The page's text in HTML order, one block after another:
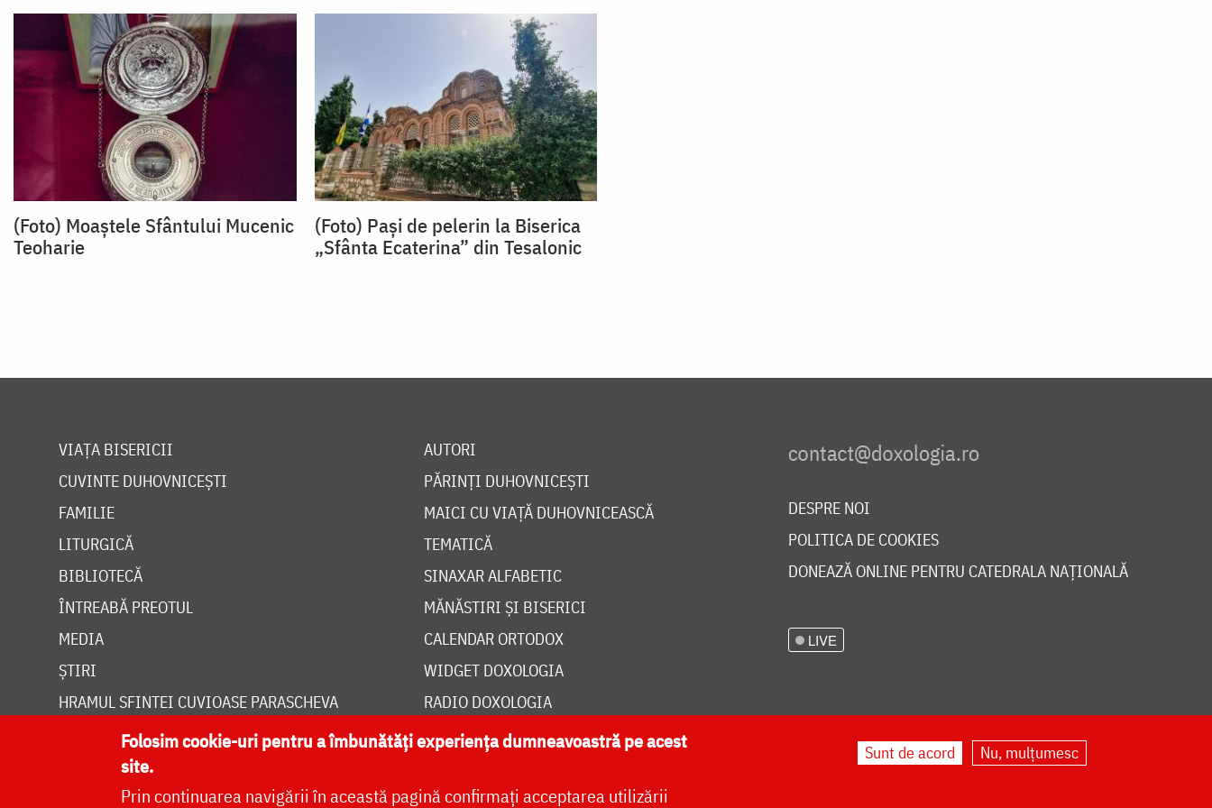
(Foto) Moaștele Sfântului Mucenic
Teoharie
(Foto) Pași de pelerin la Biserica
„Sfânta Ecaterina” din Tesalonic
VIAȚA BISERICII
CUVINTE DUHOVNICEȘTI
FAMILIE
LITURGICĂ
BIBLIOTECĂ
ÎNTREABĂ PREOTUL
MEDIA
ȘTIRI
HRAMUL SFINTEI CUVIOASE PARASCHEVA
AUTORI
PĂRINȚI DUHOVNICEȘTI
MAICI CU VIAȚĂ DUHOVNICEASCĂ
TEMATICĂ
SINAXAR ALFABETIC
MĂNĂSTIRI ȘI BISERICI
CALENDAR ORTODOX
WIDGET DOXOLOGIA
RADIO DOXOLOGIA
DESPRE NOI
POLITICA DE COOKIES
DONEAZĂ ONLINE PENTRU CATEDRALA NAȚIONALĂ
LIVE
Folosim cookie-uri pentru a îmbunătăți experiența dumneavoastră pe acest
site.
Prin continuarea navigării în această pagină confirmați acceptarea utilizării
Sunt de acord Nu, mulțumesc